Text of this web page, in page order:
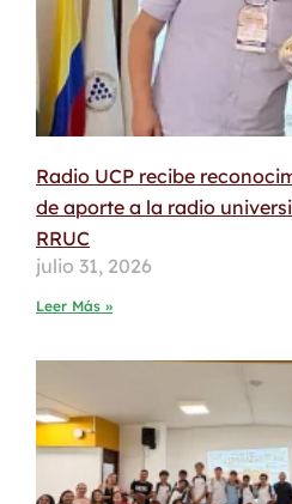
Radio UCP recibe
de aporte a la radio
RRUC
julio 31, 2026
Leer Más »